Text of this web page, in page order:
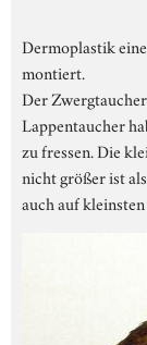
Dermoplastik
montiert.
Der
Lappentaucher
zu fressen. Die
nicht größer ist
auch auf